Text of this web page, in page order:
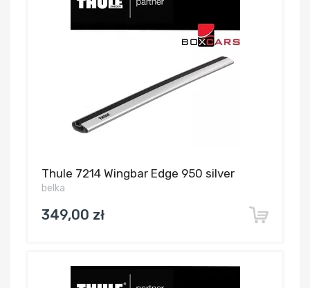
Thule 7214 Wingbar Edge 950 silver
belka
349,00 zł